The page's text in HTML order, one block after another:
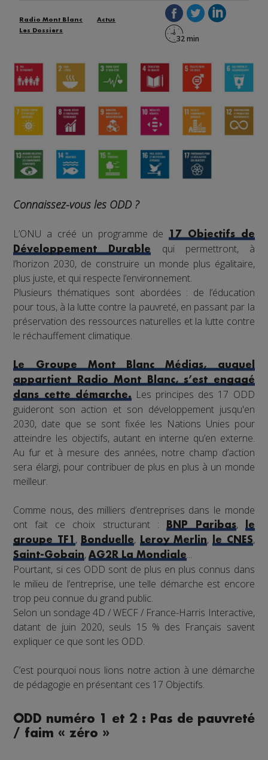
Radio Mont Blanc
Actus
Les Dossiers
Connaissez-vous les ODD ?
L’ONU a créé un programme de17 Objectifs de
Développement Durable
qui permettront, à
l’horizon 2030, de construire un monde plus égalitaire,
plus juste, et qui respecte l’environnement.
Plusieurs thématiques sont abordées : de l’éducation
pour tous, à la lutte contre la pauvreté, en passant par la
préservation des ressources naturelles et la lutte contre
le réchauffement climatique.
Le Groupe Mont Blanc Médias, auquel
appartient Radio Mont Blanc, s’est engagé
dans cette démarche.Les principes des 17 ODD
guideront son action et son développement jusqu'en
2030, date que se sont fixée les Nations Unies pour
atteindre les objectifs, autant en interne qu’en externe.
Au fur et à mesure des années, notre champ d’action
sera élargi, pour contribuer de plus en plus à un monde
meilleur.
Comme nous, des milliers d’entreprises dans le monde
ont fait ce choix structurant :
BNP Paribas,
le
groupe TF1,Bonduelle, Leroy Merlin,le CNES,
Saint-Gobain,AG2R La Mondiale...
Pourtant, si ces ODD sont de plus en plus connus dans
le milieu de l’entreprise, une telle démarche est encore
trop peu connue du grand public.
Selon un sondage 4D / WECF / France-Harris Interactive,
datant de juin 2020, seuls 15 % des Français savent
expliquer ce que sont les ODD.
C’est pourquoi nous lions notre action à une démarche
de pédagogie en présentant ces 17 Objectifs.
ODD numéro 1 et 2 : Pas de pauvreté
/ faim « zéro »